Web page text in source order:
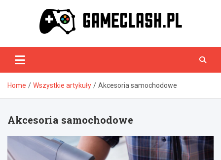
GameClash.pl
Home Wszystkie artykuły Akcesoria samochodowe
Akcesoria samochodowe